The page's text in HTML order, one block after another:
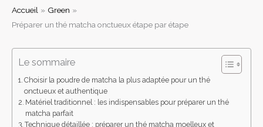
Accueil
Green
Préparer un thé matcha onctueux étape par étape
Le sommaire
Choisir la poudre de matcha la plus adaptée pour un thé
onctueux et authentique
Matériel traditionnel : les indispensables pour préparer un thé
matcha parfait
Technique détaillée : préparer un thé matcha moelleux et